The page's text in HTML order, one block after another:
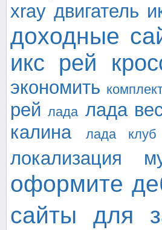
xray двигатель
доходные
икс рей
экономить
рей лада лада
калина
лада клуб
локализация
оформите
сайты для